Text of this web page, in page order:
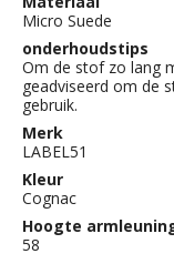
Micro Suede
onderhoudstips
Om de stof zo lang
geadviseerd om de
gebruik.
Merk
LABEL51
Kleur
Cognac
Hoogte
58